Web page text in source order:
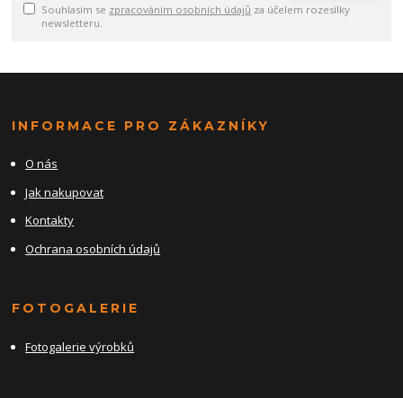
Souhlasím se zpracováním osobních údajů za účelem rozesílky
newsletteru.
INFORMACE PRO ZÁKAZNÍKY
O nás
Jak nakupovat
Kontakty
Ochrana osobních údajů
FOTOGALERIE
Fotogalerie výrobků